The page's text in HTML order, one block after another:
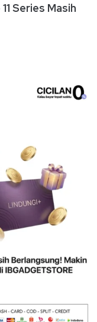
Series Masih